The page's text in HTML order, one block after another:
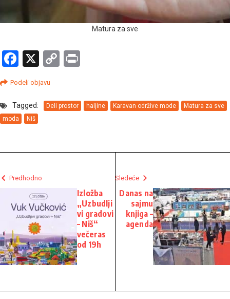
Matura za sve
Facebook
X
Copy
Podeli objavu
Tagged: Deli prostor haljine Karavan održive mode
Matura za sve
moda
Niš
Predhodno
Izložba
„Uzbudlji
vi gradovi
– Niš“
večeras
od 19h
Sledeće
Danas na
sajmu
knjiga –
agenda